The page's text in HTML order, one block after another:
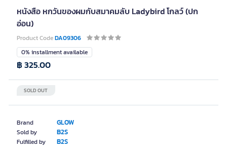
หนังสือ หกวันของผมกับสมาคมลับ Ladybird โกลว์ (ปก
อ่อน)
Product CodeDA09306
Brand GLOW
Sold by B2S
Fulfilled by B2S
0% installment available
SOLD OUT
฿ 325.00